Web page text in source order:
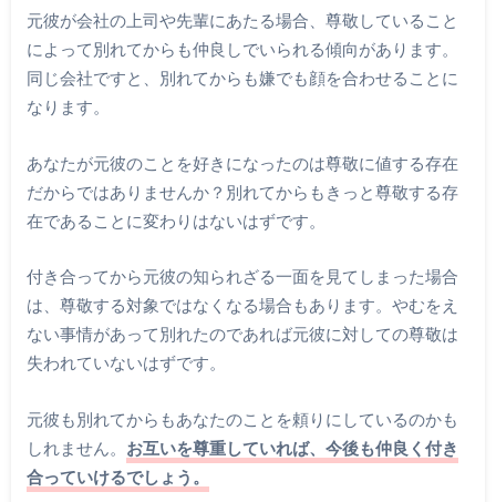
元彼が会社の上司や先輩にあたる場合、尊敬していること
によって別れてからも仲良しでいられる傾向があります。
同じ会社ですと、別れてからも嫌でも顔を合わせることに
なります。
あなたが元彼のことを好きになったのは尊敬に値する存在
だからではありませんか？別れてからもきっと尊敬する存
在であることに変わりはないはずです。
付き合ってから元彼の知られざる一面を見てしまった場合
は、尊敬する対象ではなくなる場合もあります。やむをえ
ない事情があって別れたのであれば元彼に対しての尊敬は
失われていないはずです。
元彼も別れてからもあなたのことを頼りにしているのかも
しれません。 お互いを尊重していれば、今後も仲良く付き
合っていけるでしょう。